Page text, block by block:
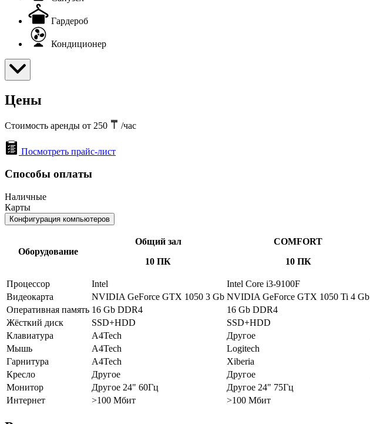
Гардероб
Кондиционер
Цены
Стоимость аренды от 250 /час
Посмотреть прайс-лист
Способы оплаты
Наличные
Карты
Конфигурация компьютеров
Оборудование
Общий зал
10 ПК
COMFORT
10 ПК
Процессор Intel Intel Core i3-9100F
Видеокарта
NVIDIA GeForce GTX 1050 3 Gb NVIDIA GeForce GTX 1050 Ti 4 Gb
Оперативная память 16 Gb DDR4 16 Gb DDR4
Жёсткий диск
SSD+HDD SSD+HDD
Клавиатура
A4Tech Другое
Мышь
A4Tech Logitech
Гарнитура
A4Tech Xiberia
Кресло
Другое Другое
Монитор
Другое 24" 60Гц Другое 24" 75Гц
Интернет
>100 Мбит >100 Мбит